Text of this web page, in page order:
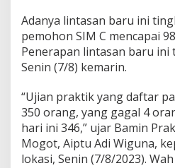
Adanya lintasan baru ini
pemohon SIM C mencapai
Penerapan lintasan baru ini
Senin (7/8) kemarin.
“Ujian praktik yang daftar
350 orang, yang gagal 4
hari ini 346,” ujar Bamin
Mogot, Aiptu Adi Wiguna,
lokasi, Senin (7/8/2023).